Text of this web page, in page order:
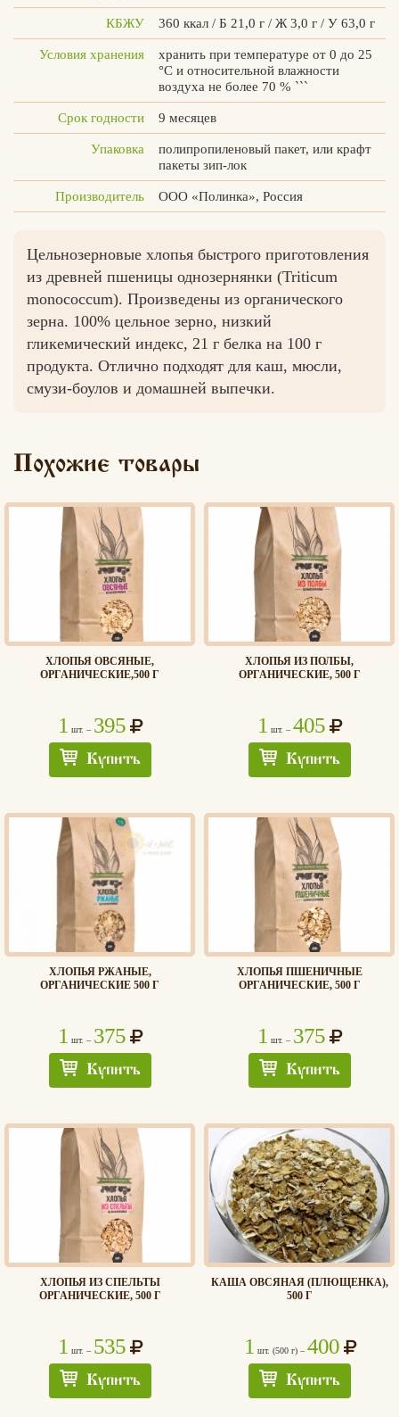
Хлеб
КБЖУ 360 ккал / Б 21,0 г / Ж 3,0 г / У 63,0 г
Условия хранения
хранить при температуре от 0 до 25
°C и относительной влажности
воздуха не более 70 % ```
Срок годности 9 месяцев
Упаковка
полипропиленовый пакет, или крафт
пакеты зип-лок
Производитель ООО «Полинка», Россия
Цельнозерновые хлопья быстрого приготовления
из древней пшеницы однозернянки (Triticum
monococcum). Произведены из органического
зерна. 100% цельное зерно, низкий
гликемический индекс, 21 г белка на 100 г
продукта. Отлично подходят для каш, мюсли,
смузи-боулов и домашней выпечки.
Похожие товары
ХЛОПЬЯ ОВСЯНЫЕ,
ОРГАНИЧЕСКИЕ,500 Г
1 шт. – 395
Купить
ХЛОПЬЯ ИЗ ПОЛБЫ,
ОРГАНИЧЕСКИЕ, 500 Г
1 шт. – 405
Купить
ХЛОПЬЯ РЖАНЫЕ,
ОРГАНИЧЕСКИЕ 500 Г
1 шт. – 375
Купить
ХЛОПЬЯ ПШЕНИЧНЫЕ
ОРГАНИЧЕСКИЕ, 500 Г
1 шт. – 375
Купить
ХЛОПЬЯ ИЗ СПЕЛЬТЫ
ОРГАНИЧЕСКИЕ, 500 Г
1 шт. – 535
Купить
КАША ОВСЯНАЯ (ПЛЮЩЕНКА),
500 Г
1 шт. (500 г) – 400
Купить